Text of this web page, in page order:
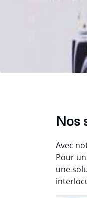
Nos
Avec
Pour
une